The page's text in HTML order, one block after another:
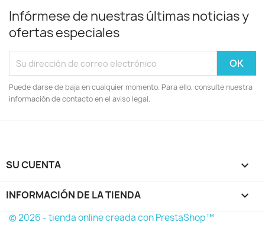
Infórmese de nuestras últimas noticias y
ofertas especiales
Puede darse de baja en cualquier momento. Para ello, consulte nuestra
información de contacto en el aviso legal.
SU CUENTA 
INFORMACIÓN DE LA TIENDA keyboard_arrow_down
© 2026 - tienda online creada con PrestaShop™